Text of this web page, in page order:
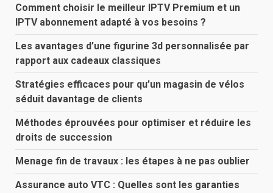
Comment choisir le meilleur IPTV Premium et un
IPTV abonnement adapté à vos besoins ?
Les avantages d’une figurine 3d personnalisée par
rapport aux cadeaux classiques
Stratégies efficaces pour qu’un magasin de vélos
séduit davantage de clients
Méthodes éprouvées pour optimiser et réduire les
droits de succession
Menage fin de travaux : les étapes à ne pas oublier
Assurance auto VTC : Quelles sont les garanties